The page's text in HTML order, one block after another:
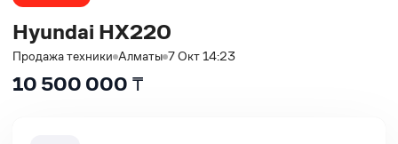
Hyundai HX220
Продажа техники Алматы 7 Окт 14:23
10 500 000 ₸